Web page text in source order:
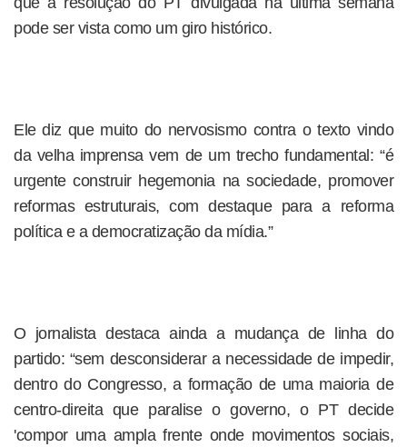
pode ser vista como um giro histórico.
Ele diz que muito do nervosismo contra o texto vindo
da velha imprensa vem de um trecho fundamental: “é
urgente construir hegemonia na sociedade, promover
reformas estruturais, com destaque para a reforma
política e a democratização da mídia.”
O jornalista destaca ainda a mudança de linha do
partido: “sem desconsiderar a necessidade de impedir,
dentro do Congresso, a formação de uma maioria de
centro-direita que paralise o governo, o PT decide
'compor uma ampla frente onde movimentos sociais,